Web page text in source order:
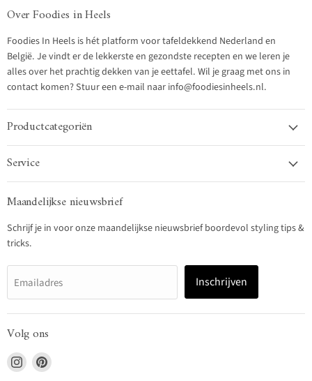
Over Foodies in Heels
Foodies In Heels is hét platform voor tafeldekkend Nederland en
België. Je vindt er de lekkerste en gezondste recepten en we leren je
alles over het prachtig dekken van je eettafel. Wil je graag met ons in
contact komen? Stuur een e-mail naar info@foodiesinheels.nl.
Productcategoriën
Service
Maandelijkse nieuwsbrief
Schrijf je in voor onze maandelijkse nieuwsbrief boordevol styling tips &
tricks.
Emailadres Inschrijven
Volg ons
Vind
ons
Vind